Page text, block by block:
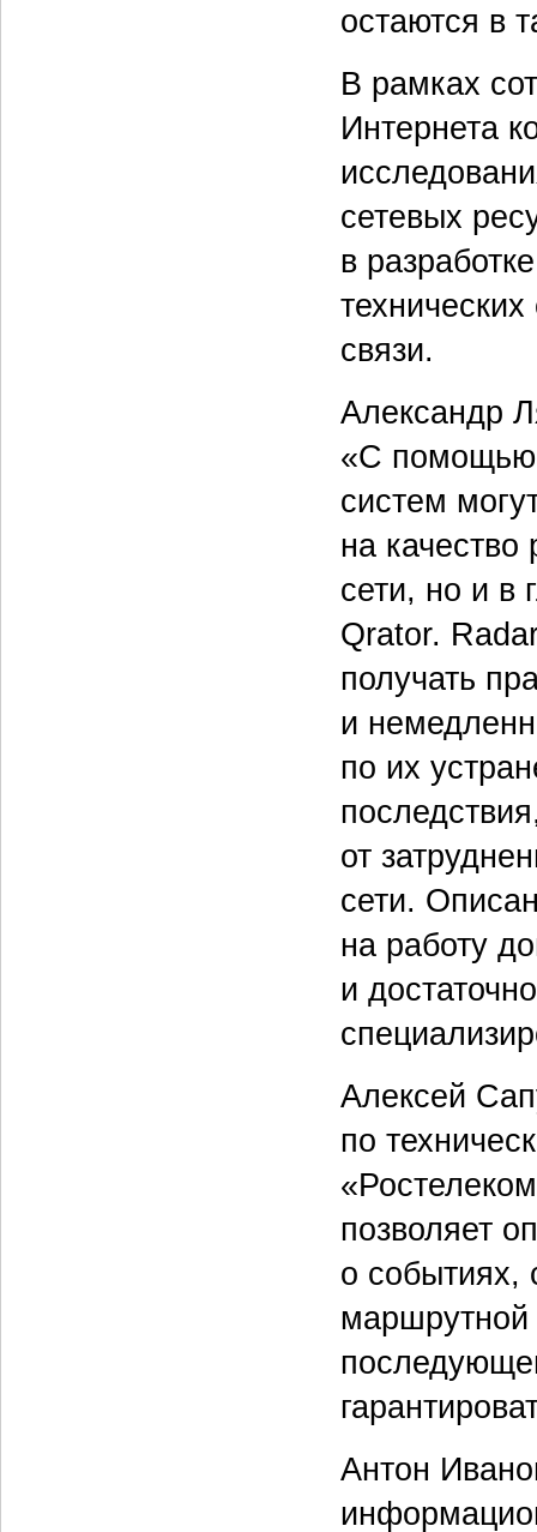
остаются в
В рамках
Интернета
сетевых
в
связи.
Александр
«С помощью
систем
на качество
сети, но и в
Qrator.
получать
и
по их
от
сети.
на работу
и
Алексей
по
позволяет
о событиях,
маршрутной
Антон